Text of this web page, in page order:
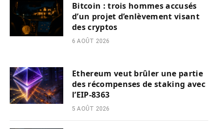
Bitcoin : trois hommes accusés
d’un projet d’enlèvement visant
des cryptos
6 AOÛT 2026
Ethereum veut brûler une partie
des récompenses de staking avec
l’EIP-8363
5 AOÛT 2026